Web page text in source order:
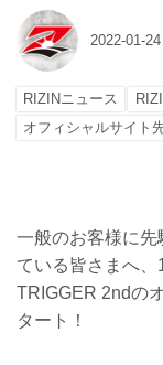
2022-01-24
RIZINニュース
オフィシャルサイト
一般のお客様に
ている皆さまへ
TRIGGER 2ndの
タート！